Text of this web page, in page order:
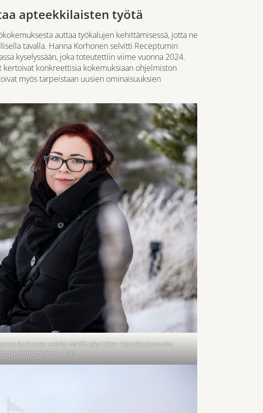
apteekkilaisten työtä
auttaa työkalujen kehittämisessä, jotta ne
tavalla. Hanna Korhonen selvitti Receptumin
kyselyssään, joka toteutettiin viime vuonna 2024.
konkreettisia kokemuksiaan ohjelmiston
myös tarpeistaan uusien ominaisuuksien
Korhonen selvitti MAXX-käyttäjien käyttökokemusta
kehittämisen tueksi.